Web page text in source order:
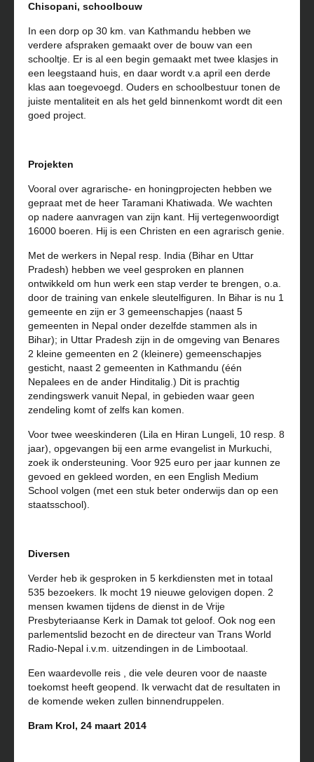
Chisopani, schoolbouw
In een dorp op 30 km. van Kathmandu hebben we
verdere afspraken gemaakt over de bouw van een
schooltje. Er is al een begin gemaakt met twee klasjes in
een leegstaand huis, en daar wordt v.a april een derde
klas aan toegevoegd. Ouders en schoolbestuur tonen de
juiste mentaliteit en als het geld binnenkomt wordt dit een
goed project.
Projekten
Vooral over agrarische- en honingprojecten hebben we
gepraat met de heer Taramani Khatiwada. We wachten
op nadere aanvragen van zijn kant. Hij vertegenwoordigt
16000 boeren. Hij is een Christen en een agrarisch genie.
Met de werkers in Nepal resp. India (Bihar en Uttar
Pradesh) hebben we veel gesproken en plannen
ontwikkeld om hun werk een stap verder te brengen, o.a.
door de training van enkele sleutelfiguren. In Bihar is nu 1
gemeente en zijn er 3 gemeenschapjes (naast 5
gemeenten in Nepal onder dezelfde stammen als in
Bihar); in Uttar Pradesh zijn in de omgeving van Benares
2 kleine gemeenten en 2 (kleinere) gemeenschapjes
gesticht, naast 2 gemeenten in Kathmandu (één
Nepalees en de ander Hinditalig.) Dit is prachtig
zendingswerk vanuit Nepal, in gebieden waar geen
zendeling komt of zelfs kan komen.
Voor twee weeskinderen (Lila en Hiran Lungeli, 10 resp. 8
jaar), opgevangen bij een arme evangelist in Murkuchi,
zoek ik ondersteuning. Voor 925 euro per jaar kunnen ze
gevoed en gekleed worden, en een English Medium
School volgen (met een stuk beter onderwijs dan op een
staatsschool).
Diversen
Verder heb ik gesproken in 5 kerkdiensten met in totaal
535 bezoekers. Ik mocht 19 nieuwe gelovigen dopen. 2
mensen kwamen tijdens de dienst in de Vrije
Presbyteriaanse Kerk in Damak tot geloof. Ook nog een
parlementslid bezocht en de directeur van Trans World
Radio-Nepal i.v.m. uitzendingen in de Limbootaal.
Een waardevolle reis , die vele deuren voor de naaste
toekomst heeft geopend. Ik verwacht dat de resultaten in
de komende weken zullen binnendruppelen.
Bram Krol, 24 maart 2014